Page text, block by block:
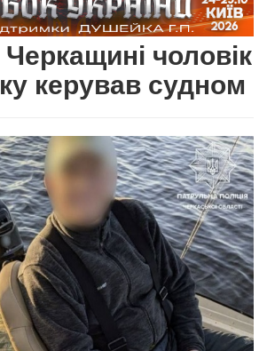
Черкащині чоловік
керував судном